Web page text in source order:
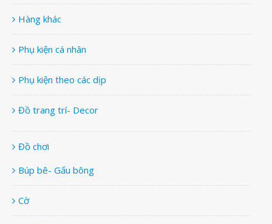
Hàng khác
Phụ kiện cá nhân
Phụ kiện theo các dịp
Đồ trang trí- Decor
Đồ chơi
Búp bê- Gấu bông
Cờ